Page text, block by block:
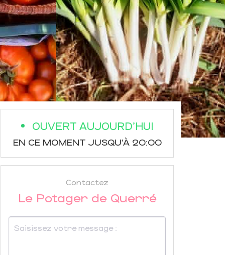
OUVERT AUJOURD'HUI
EN CE MOMENT JUSQU'À 20:00
Contactez
Le Potager de Querré